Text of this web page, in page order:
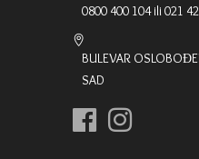
0800 400 104 ili 021
BULEVAR
SAD